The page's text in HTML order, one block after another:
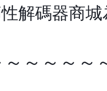
解碼器商
～～～～～